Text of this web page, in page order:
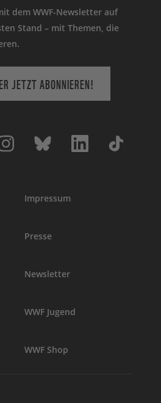
dem WWF-Newsletter auf
Stand – mit Themen, die
JETZT ABONNIEREN!
Impressum
Presse
Newsletter
WWF Jugend
WWF Shop